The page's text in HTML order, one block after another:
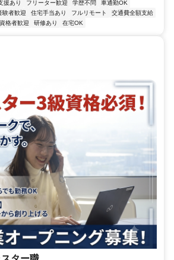
援あり フリーター歓迎 学歴不問
車通勤OK
験者歓迎 住宅手当あり フルリモート
交通費全額支給
格者歓迎 研修あり 在宅OK